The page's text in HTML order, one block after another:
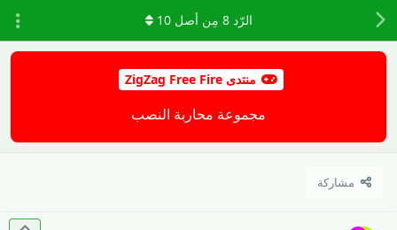
منتدى ZigZag Free Fire
مجموعة محاربة النصب
مشاركة
الرّد8 مِن أصل10